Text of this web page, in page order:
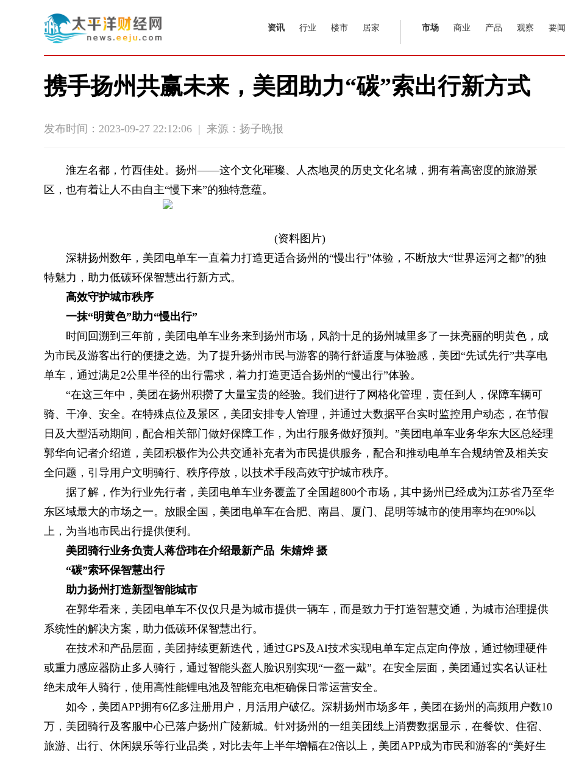
资讯 行业 楼市 居家 市场 商业 产品 观察 要闻
携手扬州共赢未来，美团助力“碳”索出行新方式
发布时间：2023-09-27 22:12:06 | 来源：扬子晚报
淮左名都，竹西佳处。扬州——这个文化璀璨、人杰地灵的历史文化名城，拥有着高密度的旅游景
区，也有着让人不由自主“慢下来”的独特意蕴。
(资料图片)
深耕扬州数年，美团电单车一直着力打造更适合扬州的“慢出行”体验，不断放大“世界运河之都”的独
特魅力，助力低碳环保智慧出行新方式。
高效守护城市秩序
一抹“明黄色”助力“慢出行”
时间回溯到三年前，美团电单车业务来到扬州市场，风韵十足的扬州城里多了一抹亮丽的明黄色，成
为市民及游客出行的便捷之选。为了提升扬州市民与游客的骑行舒适度与体验感，美团“先试先行”共享电
单车，通过满足2公里半径的出行需求，着力打造更适合扬州的“慢出行”体验。
“在这三年中，美团在扬州积攒了大量宝贵的经验。我们进行了网格化管理，责任到人，保障车辆可
骑、干净、安全。在特殊点位及景区，美团安排专人管理，并通过大数据平台实时监控用户动态，在节假
日及大型活动期间，配合相关部门做好保障工作，为出行服务做好预判。”美团电单车业务华东大区总经理
郭华向记者介绍道，美团积极作为公共交通补充者为市民提供服务，配合和推动电单车合规纳管及相关安
全问题，引导用户文明骑行、秩序停放，以技术手段高效守护城市秩序。
据了解，作为行业先行者，美团电单车业务覆盖了全国超800个市场，其中扬州已经成为江苏省乃至华
东区域最大的市场之一。放眼全国，美团电单车在合肥、南昌、厦门、昆明等城市的使用率均在90%以
上，为当地市民出行提供便利。
美团骑行业务负责人蒋岱玮在介绍最新产品 朱婧烨 摄
“碳”索环保智慧出行
助力扬州打造新型智能城市
在郭华看来，美团电单车不仅仅只是为城市提供一辆车，而是致力于打造智慧交通，为城市治理提供
系统性的解决方案，助力低碳环保智慧出行。
在技术和产品层面，美团持续更新迭代，通过GPS及AI技术实现电单车定点定向停放，通过物理硬件
或重力感应器防止多人骑行，通过智能头盔人脸识别实现“一盔一戴”。在安全层面，美团通过实名认证杜
绝未成年人骑行，使用高性能锂电池及智能充电柜确保日常运营安全。
如今，美团APP拥有6亿多注册用户，月活用户破亿。深耕扬州市场多年，美团在扬州的高频用户数10
万，美团骑行及客服中心已落户扬州广陵新城。针对扬州的一组美团线上消费数据显示，在餐饮、住宿、
旅游、出行、休闲娱乐等行业品类，对比去年上半年增幅在2倍以上，美团APP成为市民和游客的“美好生